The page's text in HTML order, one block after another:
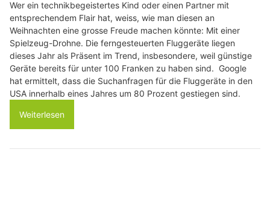
Wer ein technikbegeistertes Kind oder einen Partner mit
entsprechendem Flair hat, weiss, wie man diesen an
Weihnachten eine grosse Freude machen könnte: Mit einer
Spielzeug-Drohne. Die ferngesteuerten Fluggeräte liegen
dieses Jahr als Präsent im Trend, insbesondere, weil günstige
Geräte bereits für unter 100 Franken zu haben sind. Google
hat ermittelt, dass die Suchanfragen für die Fluggeräte in den
USA innerhalb eines Jahres um 80 Prozent gestiegen sind.
Weiterlesen